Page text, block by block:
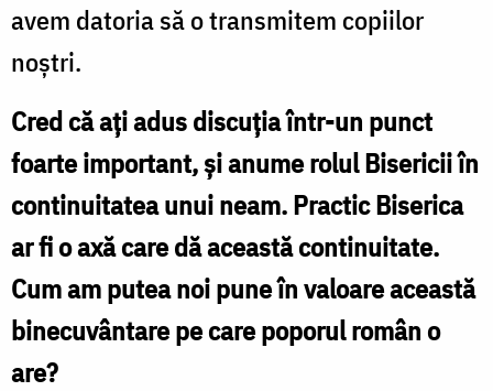
avem datoria să o transmitem copiilor
noștri.
Cred că ați adus discuția într-un punct
foarte important, și anume rolul Bisericii în
continuitatea unui neam. Practic Biserica
ar fi o axă care dă această continuitate.
Cum am putea noi pune în valoare această
binecuvântare pe care poporul român o
are?